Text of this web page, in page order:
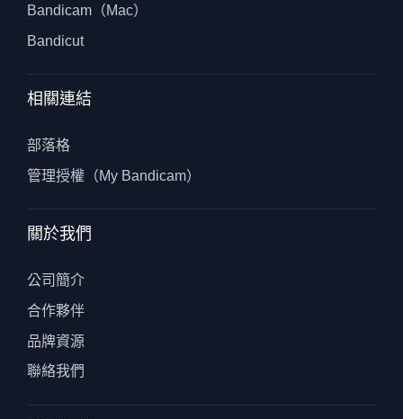
Bandicam（Mac）
Bandicut
相關連結
部落格
管理授權（My Bandicam）
關於我們
公司簡介
合作夥伴
品牌資源
聯絡我們